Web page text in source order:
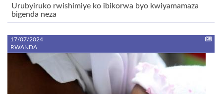
Urubyiruko rwishimiye ko ibikorwa byo kwiyamamaza
bigenda neza
17/07/2024
RWANDA